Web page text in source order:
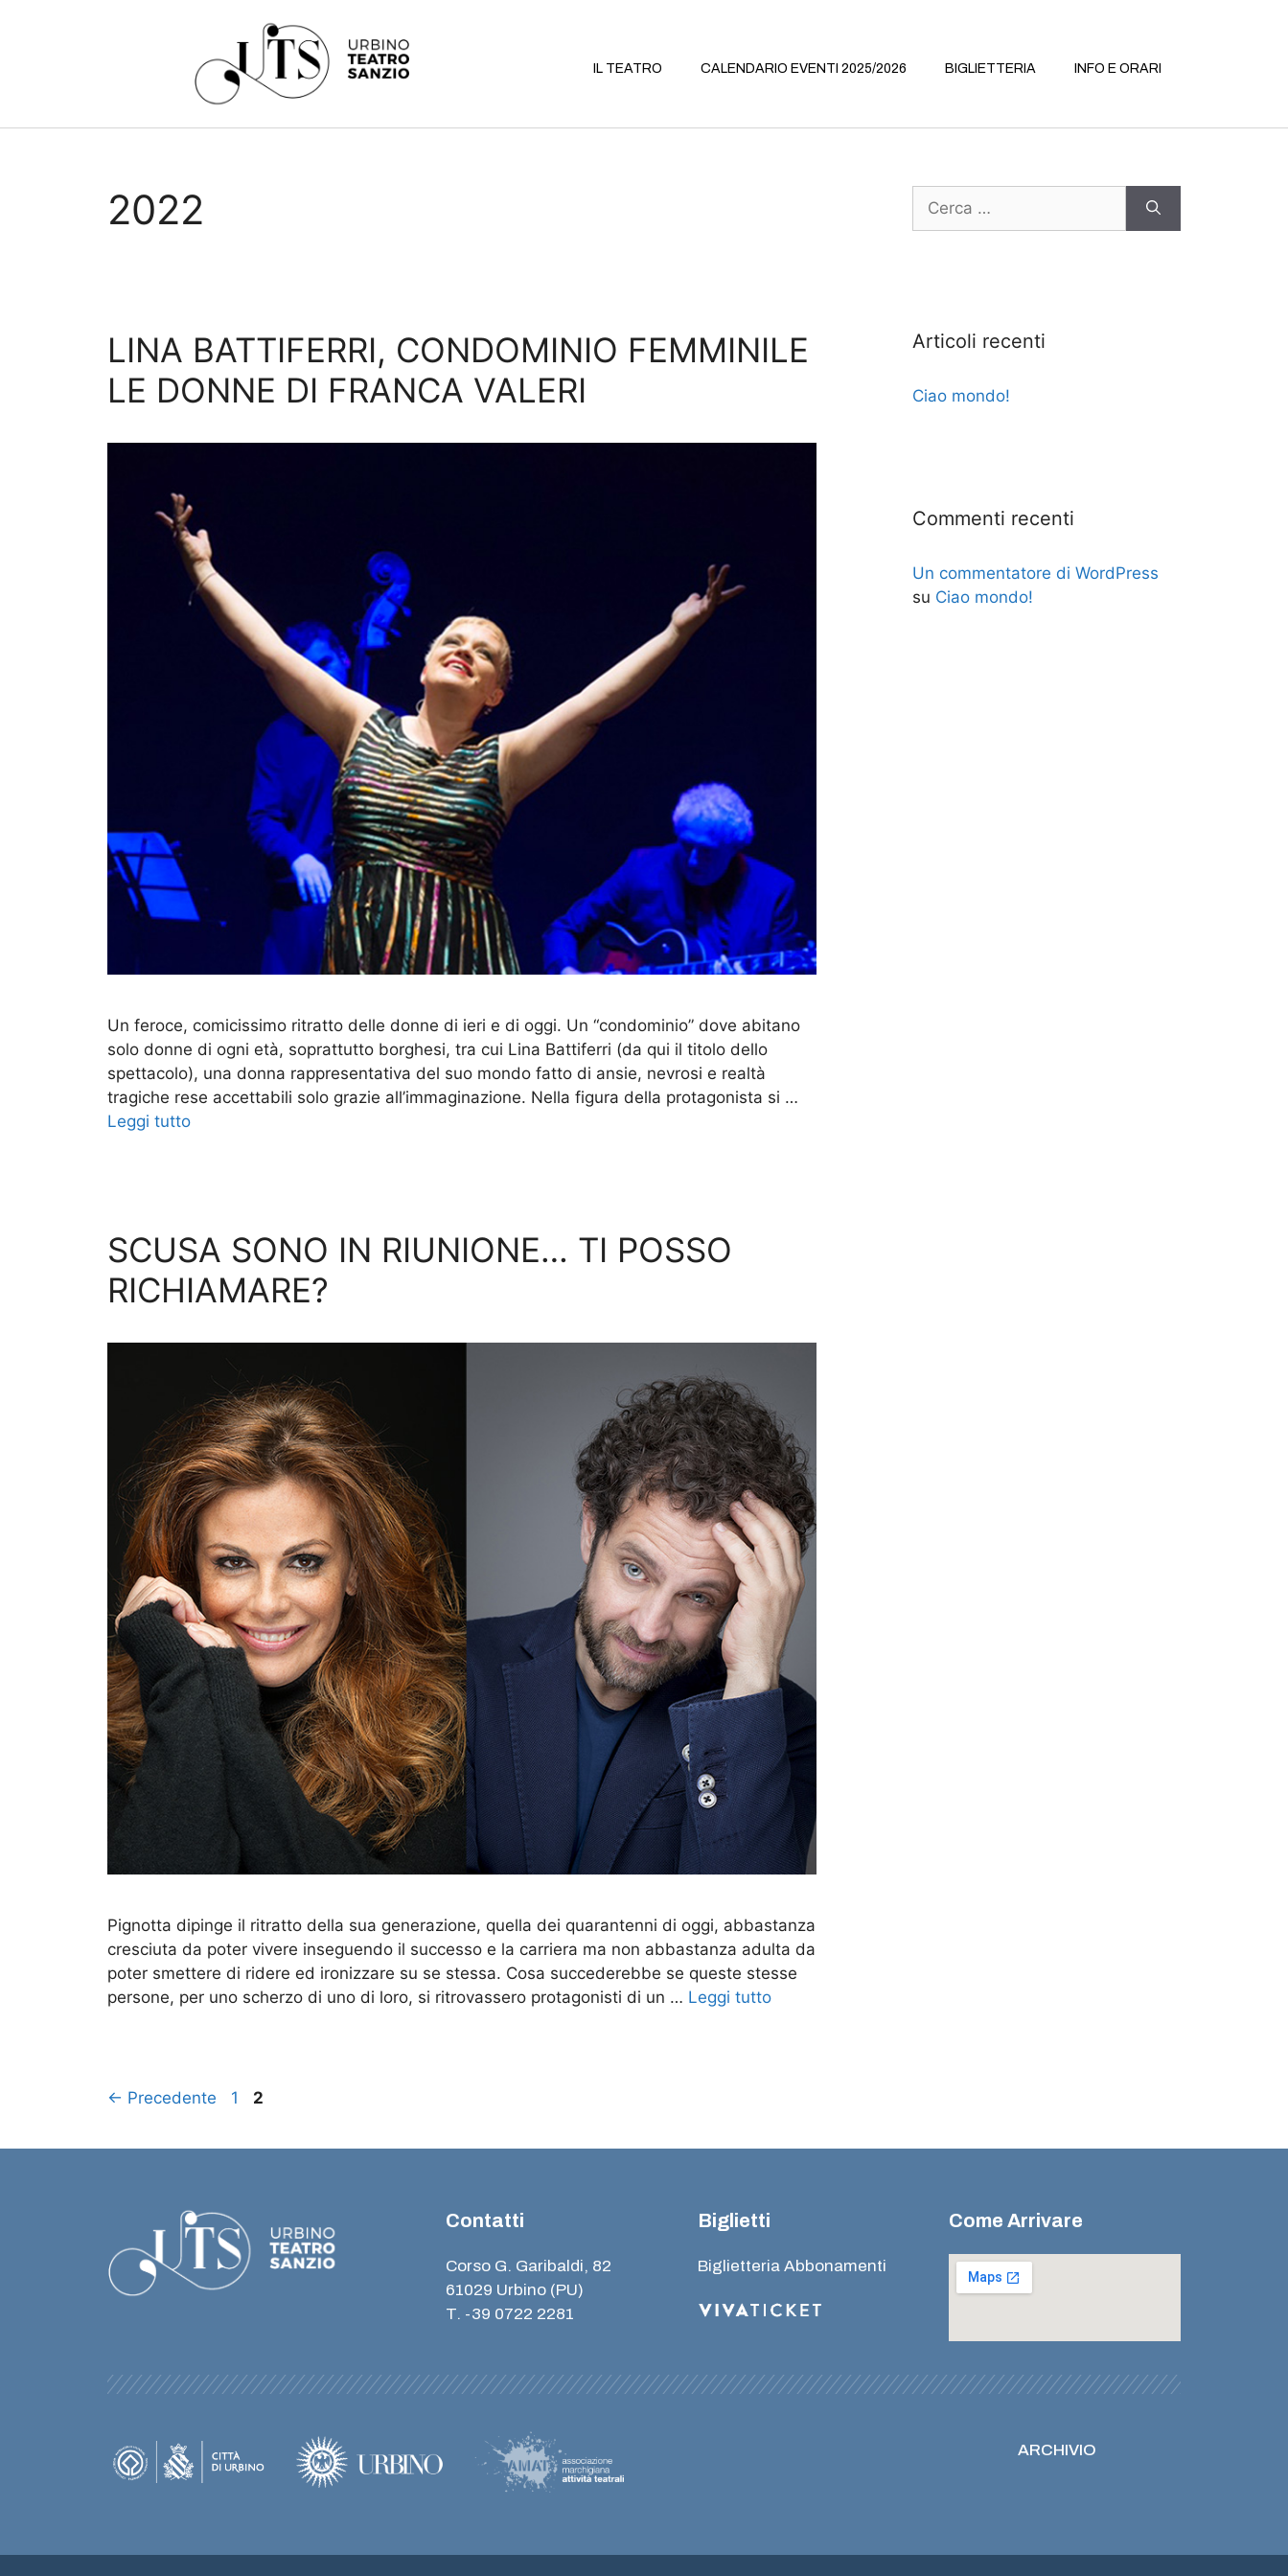
IL TEATRO CALENDARIO EVENTI 2025/2026 BIGLIETTERIA INFO E ORARI
2022
LINA BATTIFERRI, CONDOMINIO FEMMINILE
LE DONNE DI FRANCA VALERI
Un feroce, comicissimo ritratto delle donne di ieri e di oggi. Un “condominio” dove abitano
solo donne di ogni età, soprattutto borghesi, tra cui Lina Battiferri (da qui il titolo dello
spettacolo), una donna rappresentativa del suo mondo fatto di ansie, nevrosi e realtà
tragiche rese accettabili solo grazie all’immaginazione. Nella figura della protagonista si …
Leggi tutto
SCUSA SONO IN RIUNIONE… TI POSSO
RICHIAMARE?
Pignotta dipinge il ritratto della sua generazione, quella dei quarantenni di oggi, abbastanza
cresciuta da poter vivere inseguendo il successo e la carriera ma non abbastanza adulta da
poter smettere di ridere ed ironizzare su se stessa. Cosa succederebbe se queste stesse
persone, per uno scherzo di uno di loro, si ritrovassero protagonisti di un … Leggi tutto
← Precedente 1 2
Articoli recenti
Ciao mondo!
Commenti recenti
Un commentatore di WordPress
su Ciao mondo!
Contatti
Corso G. Garibaldi, 82
61029 Urbino (PU)
T. -39 0722 2281
Biglietti
Biglietteria Abbonamenti
Come Arrivare
ARCHIVIO